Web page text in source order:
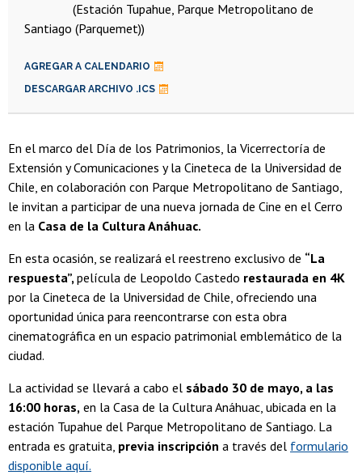
(Estación Tupahue, Parque Metropolitano de
Santiago (Parquemet))
AGREGAR A CALENDARIO
DESCARGAR ARCHIVO .ICS
En el marco del Día de los Patrimonios, la Vicerrectoría de
Extensión y Comunicaciones y la Cineteca de la Universidad de
Chile, en colaboración con Parque Metropolitano de Santiago,
le invitan a participar de una nueva jornada de Cine en el Cerro
en la Casa de la Cultura Anáhuac.
En esta ocasión, se realizará el reestreno exclusivo de “La
respuesta”,película de Leopoldo Castedo restaurada en 4K
por la Cineteca de la Universidad de Chile, ofreciendo una
oportunidad única para reencontrarse con esta obra
cinematográfica en un espacio patrimonial emblemático de la
ciudad.
La actividad se llevará a cabo el sábado 30 de mayo, a las
16:00 horas, en la Casa de la Cultura Anáhuac, ubicada en la
estación Tupahue del Parque Metropolitano de Santiago. La
entrada es gratuita, previa inscripción a través del formulario
disponible aquí.